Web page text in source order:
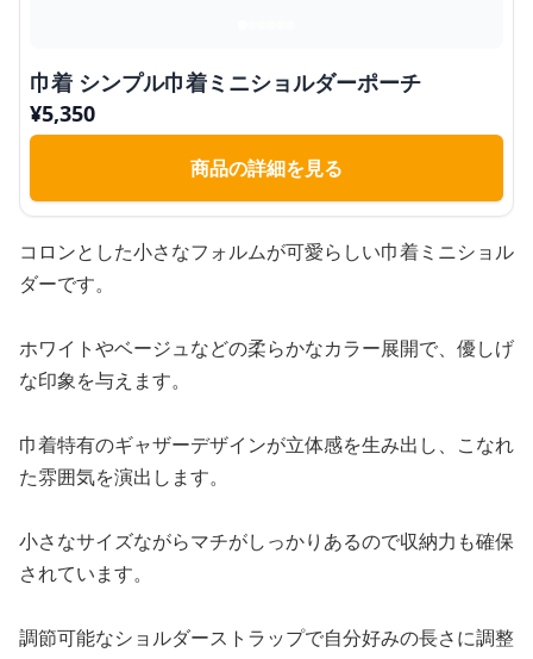
巾着 シンプル巾着ミニショルダーポーチ
¥5,350
商品の詳細を見る
コロンとした小さなフォルムが可愛らしい巾着ミニショル
ダーです。
ホワイトやベージュなどの柔らかなカラー展開で、優しげ
な印象を与えます。
巾着特有のギャザーデザインが立体感を生み出し、こなれ
た雰囲気を演出します。
小さなサイズながらマチがしっかりあるので収納力も確保
されています。
調節可能なショルダーストラップで自分好みの長さに調整